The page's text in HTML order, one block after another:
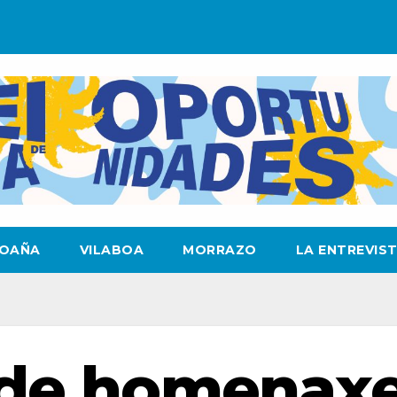
VILABOA MORRAZO LA